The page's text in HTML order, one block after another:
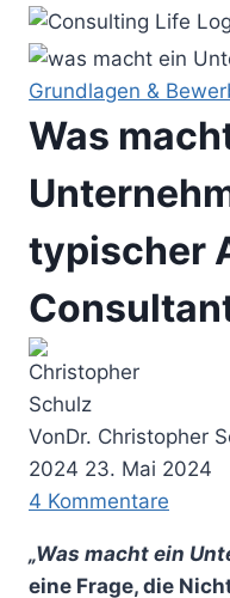
Zum
Inhalt
springen
Grundlagen &
Was
typischer
VonDr. Christopher
2024 23. Mai 2024
4 Kommentare
„Was macht ein
eine Frage, die